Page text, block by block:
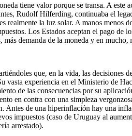
tiene valor porque se transa. A
Rudolf Hilferding, continuaba el
la luz solar. A manos menos
Los Estados aceptan el pago
demanda de la moneda y en mucho,
que, en la vida, las
experiencia en el Ministerio de
de las consecuencias por su
en contra con una simpleza
Antes de una hiperinflación hay una
impuestos (caso de Uruguay al
arrestado).